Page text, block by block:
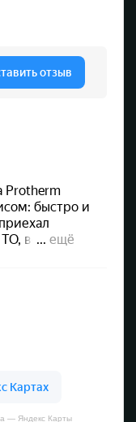
— Яндекс Карты